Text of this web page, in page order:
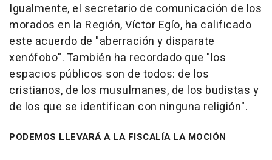
Igualmente, el secretario de comunicación de los
morados en la Región, Víctor Egío, ha calificado
este acuerdo de "aberración y disparate
xenófobo". También ha recordado que "los
espacios públicos son de todos: de los
cristianos, de los musulmanes, de los budistas y
de los que se identifican con ninguna religión".
PODEMOS LLEVARÁ A LA FISCALÍA LA MOCIÓN